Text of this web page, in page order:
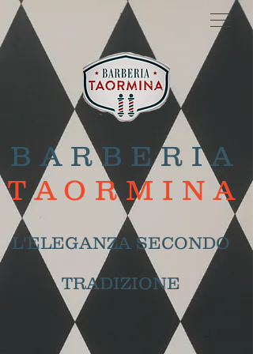
BARBERIA
TAORMINA
L'ELEGANZA SECONDO
TRADIZIONE